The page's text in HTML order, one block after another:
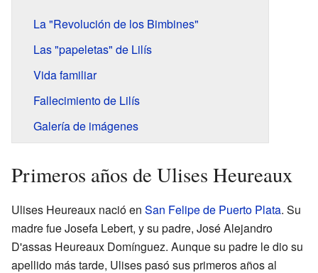
La "Revolución de los Bimbines"
Las "papeletas" de Lilís
Vida familiar
Fallecimiento de Lilís
Galería de imágenes
Primeros años de Ulises Heureaux
Ulises Heureaux nació en San Felipe de Puerto Plata. Su
madre fue Josefa Lebert, y su padre, José Alejandro
D'assas Heureaux Domínguez. Aunque su padre le dio su
apellido más tarde, Ulises pasó sus primeros años al